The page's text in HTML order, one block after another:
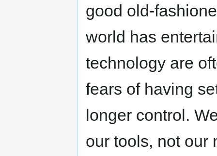
good old-
world has
technology are
fears of having
longer control.
our tools, not our